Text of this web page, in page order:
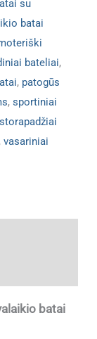
su
batai
bateliai,
, patogūs
,sportiniai
storapadžiai
,vasariniai
batai